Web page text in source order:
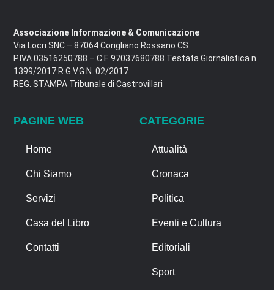
Associazione Informazione & Comunicazione
Via Locri SNC – 87064 Corigliano Rossano CS
P.IVA 03516250788 – C.F. 97037680788 Testata Giornalistica n.
1399/2017 R.G.V.G.N. 02/2017
REG. STAMPA Tribunale di Castrovillari
PAGINE WEB
Home
Chi Siamo
Servizi
Casa del Libro
Contatti
CATEGORIE
Attualità
Cronaca
Politica
Eventi e Cultura
Editoriali
Sport